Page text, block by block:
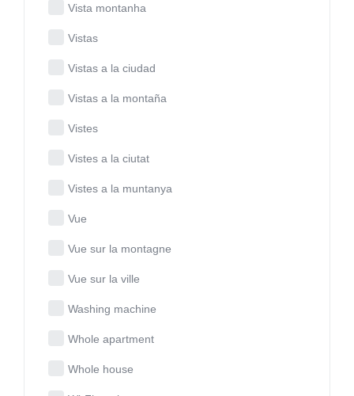
Vista montanha
Vistas
Vistas a la ciudad
Vistas a la montaña
Vistes
Vistes a la ciutat
Vistes a la muntanya
Vue
Vue sur la montagne
Vue sur la ville
Washing machine
Whole apartment
Whole house